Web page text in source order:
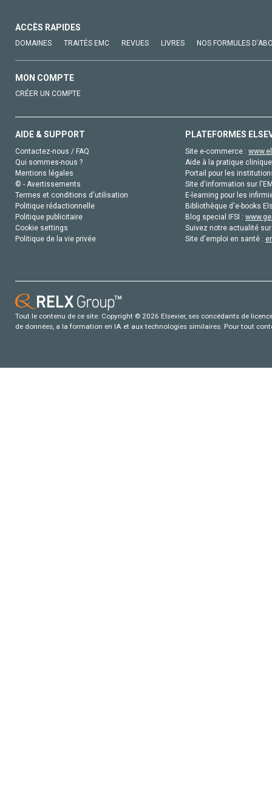
ACCÈS RAPIDES
DOMAINES TRAITÉS EMC REVUES LIVRES NOS FORMULES
MON COMPTE
CRÉER UN COMPTE
AIDE & SUPPORT
Contactez-nous / FAQ
Qui sommes-nous ?
Mentions légales
© - Avertissements
Termes et conditions d'utilisation
Politique rédactionnelle
Politique publicitaire
Cookie settings
Politique de la vie privée
PLATEFORMES
Site e-commerce :
Aide à la pratique
Portail pour les
Site d'information sur
E-learning pour les
Bibliothèque d'e-books
Blog special IFSI :
Suivez notre actualité
Site d'emploi en santé :
Tout le contenu de ce site: Copyright © 2026 Elsevier, ses concédants de
de données, a la formation en IA et aux technologies similaires. Pour tout